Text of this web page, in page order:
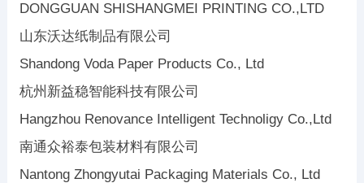
DONGGUAN SHISHANGMEI PRINTING CO.,LTD
山东沃达纸制品有限公司
Shandong Voda Paper Products Co., Ltd
杭州新益稳智能科技有限公司
Hangzhou Renovance Intelligent Technoligy Co.,Ltd
南通众裕泰包装材料有限公司
Nantong Zhongyutai Packaging Materials Co., Ltd